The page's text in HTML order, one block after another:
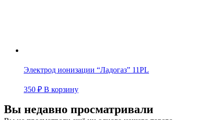
Электрод ионизации “Ладогаз” 11PL
350 ₽ В корзину
Вы недавно просматривали